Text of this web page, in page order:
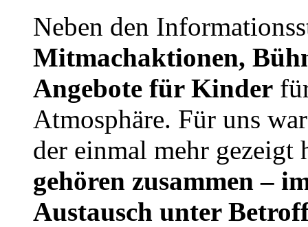
Neben den
Mitmachaktionen,
Angebote für Kinder
Atmosphäre. Für uns
der einmal mehr gezeigt
gehören zusammen –
Austausch unter